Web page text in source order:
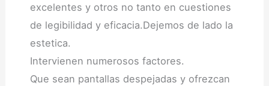
excelentes y otros no tanto en cuestiones
de legibilidad y eficacia.Dejemos de lado la
estetica.
Intervienen numerosos factores.
Que sean pantallas despejadas y ofrezcan